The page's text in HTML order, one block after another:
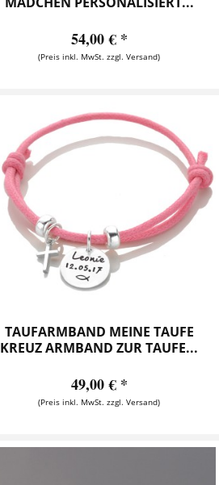
54,00 € *
(Preis inkl. MwSt. zzgl. Versand)
TAUFARMBAND MEINE TAUFE
KREUZ ARMBAND ZUR TAUFE...
49,00 € *
(Preis inkl. MwSt. zzgl. Versand)